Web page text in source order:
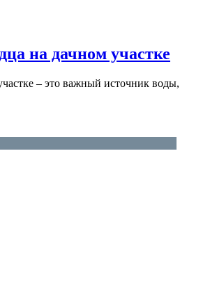
на дачном участке
– это важный источник воды,